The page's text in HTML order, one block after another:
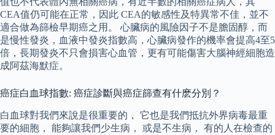
CEA值仍可能在正常，因此 CEA的敏感性及特異常不佳，並不
適合做為篩檢早期癌之用。 心臟病的風險因子不是膽固醇，而
是慢性發炎，血液中發炎指數高，心臟病發作的機率會提高4至5
倍，長期發炎不只會損害心血管，更有可能傷害大腦神經細胞造
成阿茲海默症。
癌症白血球指數: 癌症診斷與癌症篩查有什麽分別？
白血球對我們來說是很重要的， 它也是我們抵抗外界病毒最重
要的細胞， 能夠讓我們少生病， 或是不生病， 有的人在檢查的